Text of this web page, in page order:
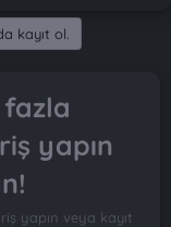
kayıt ol.
yapın
yapın veya kayıt